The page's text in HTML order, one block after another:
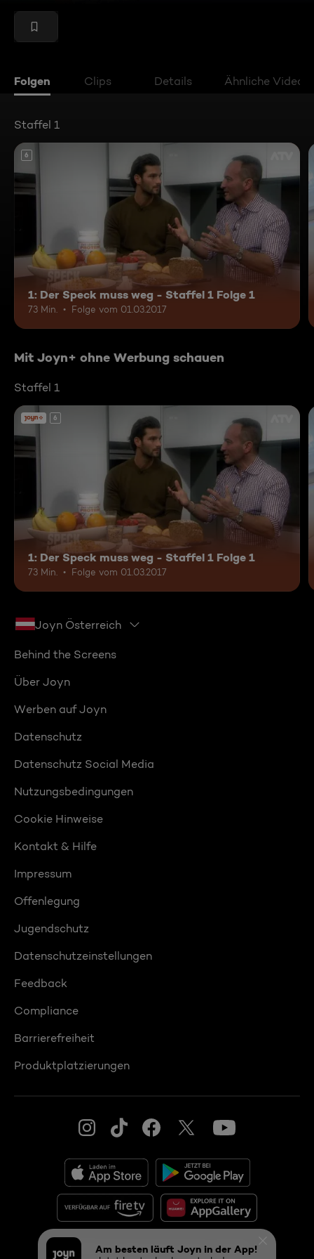
Folgen Clips Details Ähnliche Videos
Staffel 1
6
1: Der Speck muss weg - Staffel 1 Folge 1
73 Min. Folge vom 01.03.2017
Mit Joyn+ ohne Werbung schauen
Staffel 1
6
1: Der Speck muss weg - Staffel 1 Folge 1
73 Min. Folge vom 01.03.2017
Joyn Österreich
Behind the Screens
Über Joyn
Werben auf Joyn
Datenschutz
Datenschutz Social Media
Nutzungsbedingungen
Cookie Hinweise
Kontakt & Hilfe
Impressum
Offenlegung
Jugendschutz
Datenschutzeinstellungen
Feedback
Compliance
Barrierefreiheit
Produktplatzierungen
© 2026 ProSiebenSat.1 PULS 4 GmbH
Am besten läuft Joyn in der App!